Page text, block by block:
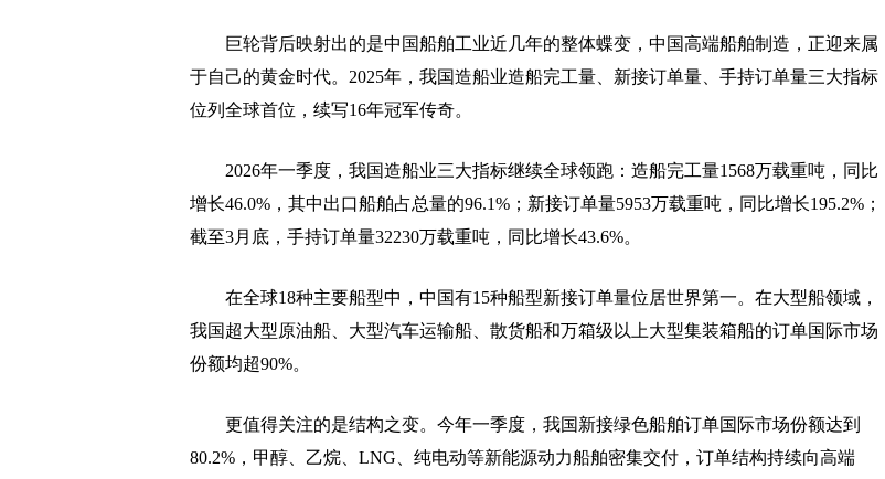
巨轮背后映射出的是中国船舶工业近几年的整体蝶变，中国高端船舶制造，正迎来属
于自己的黄金时代。2025年，我国造船业造船完工量、新接订单量、手持订单量三大指标
位列全球首位，续写16年冠军传奇。
2026年一季度，我国造船业三大指标继续全球领跑：造船完工量1568万载重吨，同比
增长46.0%，其中出口船舶占总量的96.1%；新接订单量5953万载重吨，同比增长195.2%；
截至3月底，手持订单量32230万载重吨，同比增长43.6%。
在全球18种主要船型中，中国有15种船型新接订单量位居世界第一。在大型船领域，
我国超大型原油船、大型汽车运输船、散货船和万箱级以上大型集装箱船的订单国际市场
份额均超90%。
更值得关注的是结构之变。今年一季度，我国新接绿色船舶订单国际市场份额达到
80.2%，甲醇、乙烷、LNG、纯电动等新能源动力船舶密集交付，订单结构持续向高端